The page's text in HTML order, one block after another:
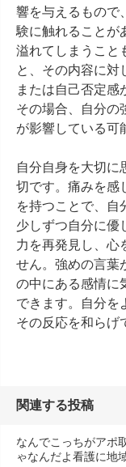
響を与えるもので
験に触れることが
溢れてしまうこと
と、その内容に対
または自己否定感
その場合、自分の
が影響している可
自分自身を大切に
切です。痛みを感
を持つことで、自
少しずつ自分に優
力を再発見し、心
せん。強めの言葉
の中にある感情に
できます。自分を
その反応を和らげ
関連する投稿
なんでこっちがアポ
ゃなんだよ看護に地